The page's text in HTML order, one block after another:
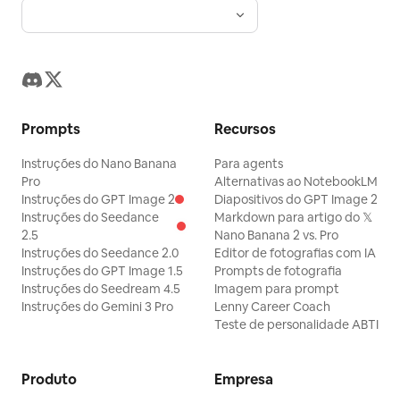
Prompts
Instruções do Nano Banana
Pro
Instruções do GPT Image 2
Instruções do Seedance
2.5
Instruções do Seedance 2.0
Instruções do GPT Image 1.5
Instruções do Seedream 4.5
Instruções do Gemini 3 Pro
Recursos
Para agents
Alternativas ao NotebookLM
Diapositivos do GPT Image 2
Markdown para artigo do 𝕏
Nano Banana 2 vs. Pro
Editor de fotografias com IA
Prompts de fotografia
Imagem para prompt
Lenny Career Coach
Teste de personalidade ABTI
Produto Empresa